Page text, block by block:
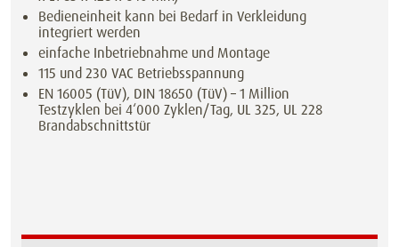
Bedieneinheit kann bei Bedarf in Verkleidung
integriert werden
einfache Inbetriebnahme und Montage
115 und 230 VAC Betriebsspannung
EN 16005 (TüV), DIN 18650 (TüV) – 1 Million
Testzyklen bei 4‘000 Zyklen/Tag, UL 325, UL 228
Brandabschnittstür